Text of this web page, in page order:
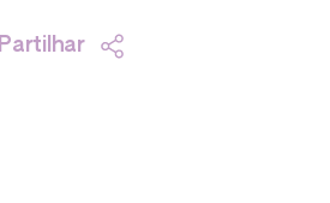
Partilhar